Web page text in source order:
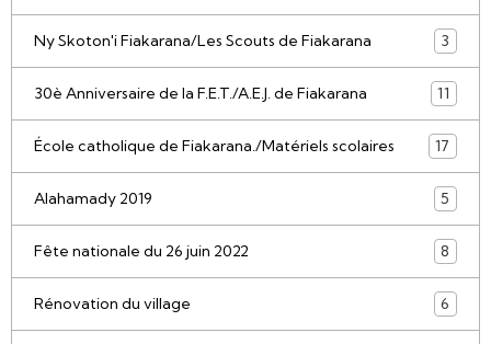
Ny Skoton'i Fiakarana/Les Scouts de Fiakarana 3
30è Anniversaire de la F.E.T./A.E.J. de Fiakarana 11
École catholique de Fiakarana./Matériels scolaires 17
Alahamady 2019 5
Fête nationale du 26 juin 2022 8
Rénovation du village 6